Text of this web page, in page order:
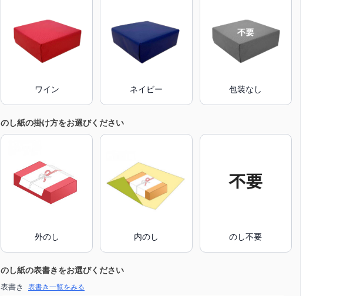
ワイン ネイビー 包装なし
のし紙の掛け方をお選びください
外のし 内のし のし不要
のし紙の表書きをお選びください
表書き 表書き一覧をみる